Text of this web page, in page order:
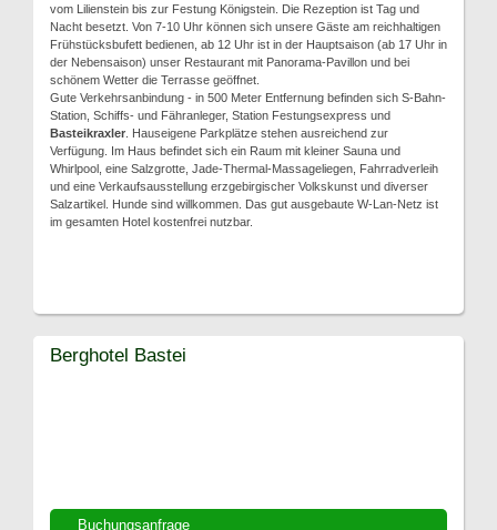
vom Lilienstein bis zur Festung Königstein. Die Rezeption ist Tag und
Nacht besetzt. Von 7-10 Uhr können sich unsere Gäste am reichhaltigen
Frühstücksbufett bedienen, ab 12 Uhr ist in der Hauptsaison (ab 17 Uhr in
der Nebensaison) unser Restaurant mit Panorama-Pavillon und bei
schönem Wetter die Terrasse geöffnet.
Gute Verkehrsanbindung - in 500 Meter Entfernung befinden sich S-Bahn-
Station, Schiffs- und Fähranleger, Station Festungsexpress und
Basteikraxler . Hauseigene Parkplätze stehen ausreichend zur
Verfügung. Im Haus befindet sich ein Raum mit kleiner Sauna und
Whirlpool, eine Salzgrotte, Jade-Thermal-Massageliegen, Fahrradverleih
und eine Verkaufsausstellung erzgebirgischer Volkskunst und diverser
Salzartikel. Hunde sind willkommen. Das gut ausgebaute W-Lan-Netz ist
im gesamten Hotel kostenfrei nutzbar.
Buchungsanfrage
Berghotel Bastei